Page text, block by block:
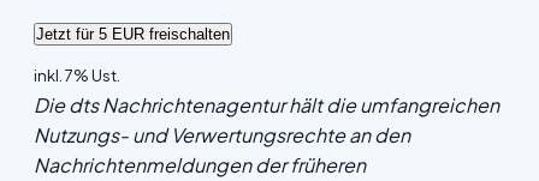
inkl. 7% Ust.
Die dts Nachrichtenagentur hält die umfangreichen
Nutzungs- und Verwertungsrechte an den
Nachrichtenmeldungen der früheren